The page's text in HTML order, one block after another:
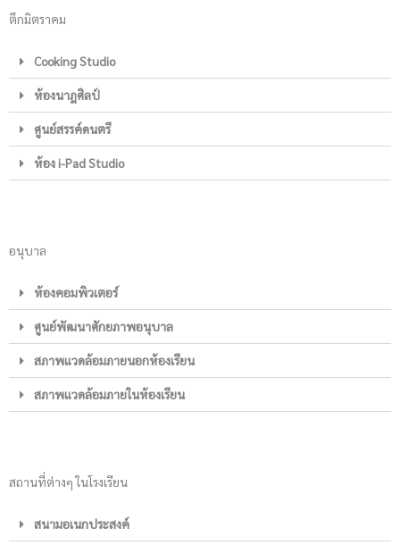
ตึกมิตราคม
Cooking Studio
ห้องนาฎศิลป์
ศูนย์สรรค์ดนตรี
ห้อง i-Pad Studio
อนุบาล
ห้องคอมพิวเตอร์
ศูนย์พัฒนาศักยภาพอนุบาล
สภาพแวดล้อมภายนอกห้องเรียน
สภาพแวดล้อมภายในห้องเรียน
สถานที่ต่างๆ ในโรงเรียน
สนามอเนกประสงค์